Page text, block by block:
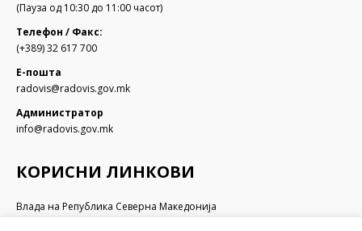
(Пауза од 10:30 до 11:00 часот)
Телефон / Факс:
(+389) 32 617 700
Е-пошта
radovis@radovis.gov.mk
Администратор
info@radovis.gov.mk
КОРИСНИ ЛИНКОВИ
Влада на Република Северна Македонија